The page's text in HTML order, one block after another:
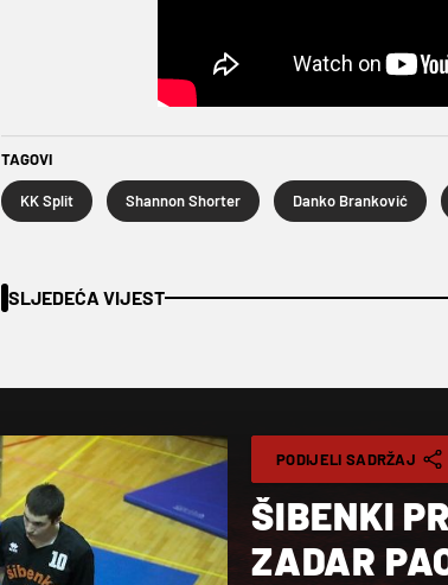
TAGOVI
KK Split Shannon Shorter Danko Branković
SLJEDEĆA VIJEST
PODIJELI SADRŽAJ
ŠIBENKI
ZADAR